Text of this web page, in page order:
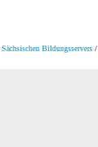
Sächsischen Bildungsservers/